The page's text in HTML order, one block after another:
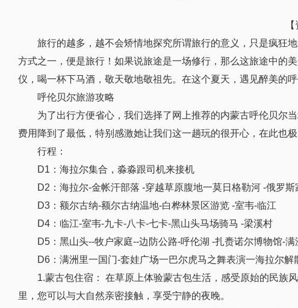
旅行的越多，越不会矫情地探究所谓旅行的意义，只是疯狂
方式之一，便是旅行！如果说旅途是一场修行，那么这旅途中的
仪，喝一杯下马酒，敬天敬地敬祖先。在这个夏天，遇见醉美的呼
呼伦贝尔旅游攻略
为了出行方便省心，我们选择了网上推荐的内蒙古呼伦贝尔
费用降到了最低，特别感激她让我们这一趟玩的很开心，在此也
行程：
D1：海拉尔集合，淼淼跟司机来接机
D2：海拉尔-金帐汗部落 -穿越草原腹地一莫日格勒河 -俄罗
D3：额尔古纳-额尔古纳温地-白桦林景区游览 -室韦-临江
D4：临江-室韦-九卡-八卡-七卡-黑山头马场骑马 -梁溪村
D5：黑山头--牧户家庭--边防公路-呼伦湖 -扎赉诺尔博物馆-满
D6：满洲里一国门-套娃广场一巴尔虎马之舞表演一海拉尔解
1.蒙古包住宿： 在草原上体验蒙古包生活，感受原始的民族
里，您可以与大自然亲密接触，享受宁静的夜晚。